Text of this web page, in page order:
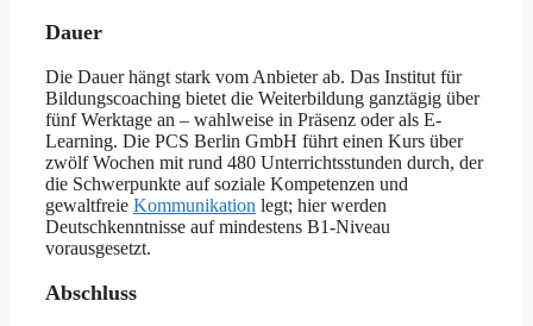
Dauer
Die Dauer hängt stark vom Anbieter ab. Das Institut für
Bildungscoaching bietet die Weiterbildung ganztägig über
fünf Werktage an – wahlweise in Präsenz oder als E-
Learning. Die PCS Berlin GmbH führt einen Kurs über
zwölf Wochen mit rund 480 Unterrichtsstunden durch, der
die Schwerpunkte auf soziale Kompetenzen und
gewaltfreie Kommunikation legt; hier werden
Deutschkenntnisse auf mindestens B1-Niveau
vorausgesetzt.
Abschluss